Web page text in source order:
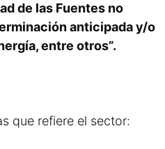
de las Fuentes no
anticipada y/o
entre otros”.
que refiere el sector: